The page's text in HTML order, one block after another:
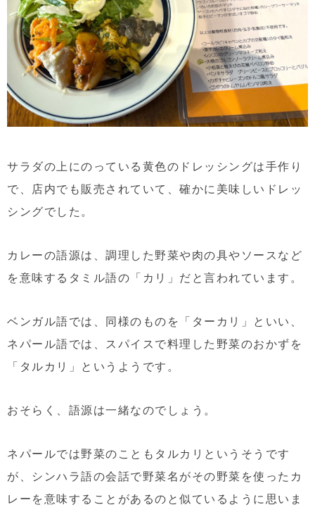
サラダの上にのっている黄色のドレッシングは手作り
で、店内でも販売されていて、確かに美味しいドレッ
シングでした。
カレーの語源は、調理した野菜や肉の具やソースなど
を意味するタミル語の「カリ」だと言われています。
ベンガル語では、同様のものを「ターカリ」といい、
ネパール語では、スパイスで料理した野菜のおかずを
「タルカリ」というようです。
おそらく、語源は一緒なのでしょう。
ネパールでは野菜のこともタルカリというそうです
が、シンハラ語の会話で野菜名がその野菜を使ったカ
レーを意味することがあるのと似ているように思いま